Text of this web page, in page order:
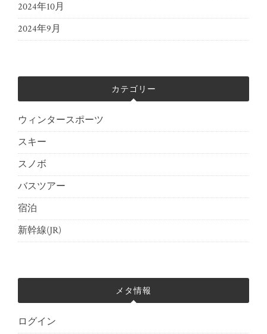
2024年10月
2024年9月
カテゴリー
ウィンタースポーツ
スキー
スノボ
バスツアー
宿泊
新幹線(JR)
メタ情報
ログイン